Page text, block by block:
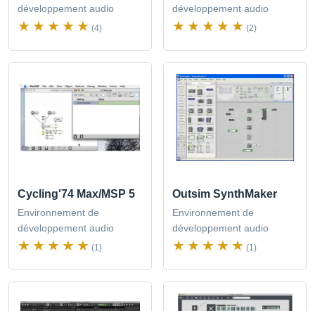
développement audio
(4)
développement audio
(2)
Cycling'74 Max/MSP 5
Environnement de
développement audio
(1)
Outsim SynthMaker
Environnement de
développement audio
(1)